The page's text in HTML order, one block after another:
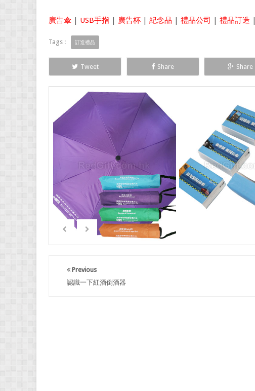
廣告傘 | USB手指 | 廣告杯 | 紀念品 | 禮品公司 | 禮品訂造 |
Tags : 訂造禮品
Tweet Share Share
Previous
認識一下紅酒倒酒器